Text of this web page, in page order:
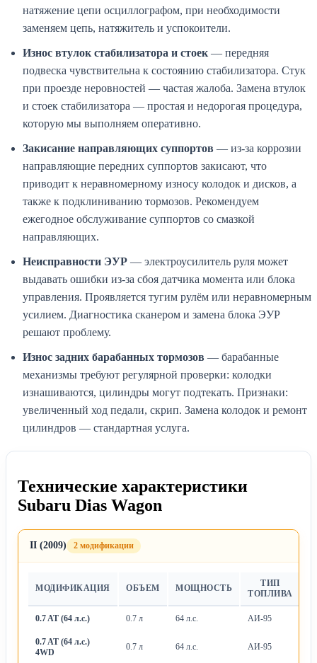
натяжение цепи осциллографом, при необходимости
заменяем цепь, натяжитель и успокоители.
Износ втулок стабилизатора и стоек — передняя
подвеска чувствительна к состоянию стабилизатора. Стук
при проезде неровностей — частая жалоба. Замена втулок
и стоек стабилизатора — простая и недорогая процедура,
которую мы выполняем оперативно.
Закисание направляющих суппортов — из-за коррозии
направляющие передних суппортов закисают, что
приводит к неравномерному износу колодок и дисков, а
также к подклиниванию тормозов. Рекомендуем
ежегодное обслуживание суппортов со смазкой
направляющих.
Неисправности ЭУР — электроусилитель руля может
выдавать ошибки из-за сбоя датчика момента или блока
управления. Проявляется тугим рулём или неравномерным
усилием. Диагностика сканером и замена блока ЭУР
решают проблему.
Износ задних барабанных тормозов — барабанные
механизмы требуют регулярной проверки: колодки
изнашиваются, цилиндры могут подтекать. Признаки:
увеличенный ход педали, скрип. Замена колодок и ремонт
цилиндров — стандартная услуга.
Технические характеристики
Subaru Dias Wagon
II (2009) 2 модификации
МОДИФИКАЦИЯ ОБЪЕМ МОЩНОСТЬ
ТИП
ТОПЛИВА
0.7 AT (64 л.с.) 0.7 л 64 л.с. АИ-95
0.7 AT (64 л.с.)
4WD
0.7 л 64 л.с. АИ-95